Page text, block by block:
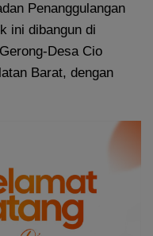
Penanggulangan
ini dibangun di
Desa Cio
Barat, dengan